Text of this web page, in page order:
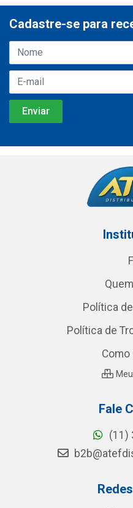
Cadastre-se para
Política
Política de
Como
Fale
(11)